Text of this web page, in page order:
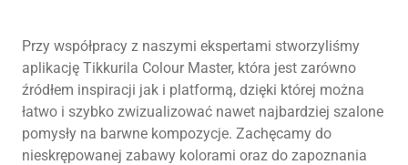
Przy współpracy z naszymi ekspertami stworzyliśmy
aplikację Tikkurila Colour Master, która jest zarówno
źródłem inspiracji jak i platformą, dzięki której można
łatwo i szybko zwizualizować nawet najbardziej szalone
pomysły na barwne kompozycje. Zachęcamy do
nieskrępowanej zabawy kolorami oraz do zapoznania